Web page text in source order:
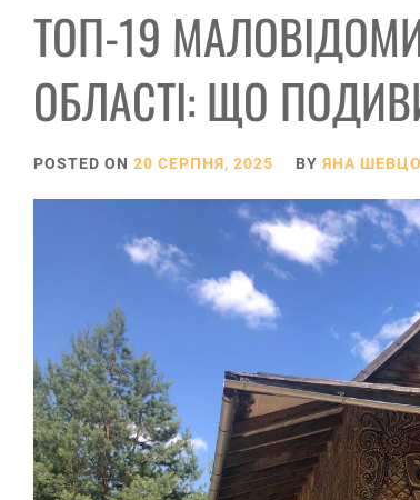
ТОП-19
ОБЛАСТІ: ЩО
POSTED ON 20 СЕРПНЯ, 2025 BY ЯНА